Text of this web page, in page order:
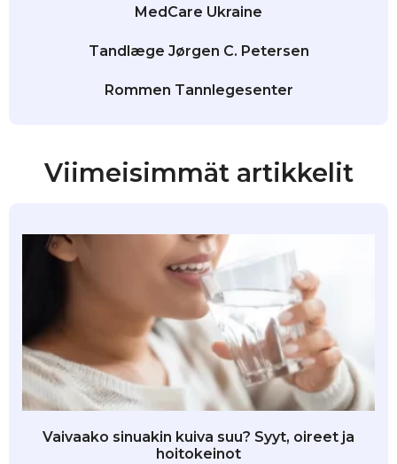
MedCare Ukraine
Tandlæge Jørgen C. Petersen
Rommen Tannlegesenter
Viimeisimmät artikkelit
Vaivaako sinuakin kuiva suu? Syyt, oireet ja
hoitokeinot